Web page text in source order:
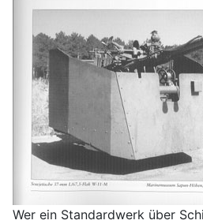
Wer ein Standardwerk über